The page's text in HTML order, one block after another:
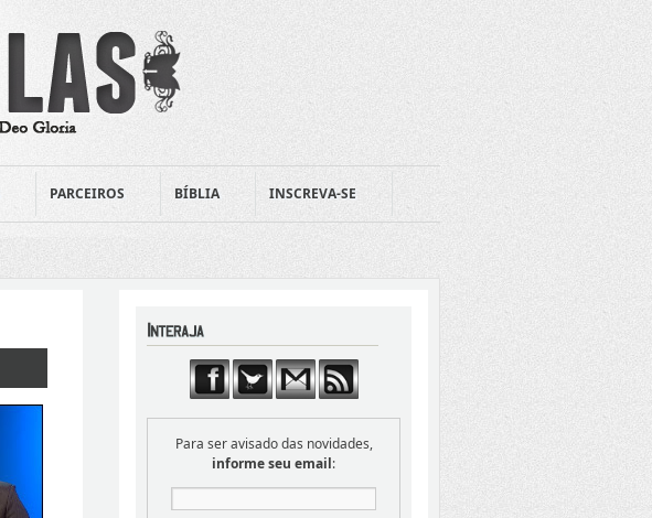
PARCEIROS BÍBLIA INSCREVA-SE
Para ser avisado das novidades,
informe seu email: